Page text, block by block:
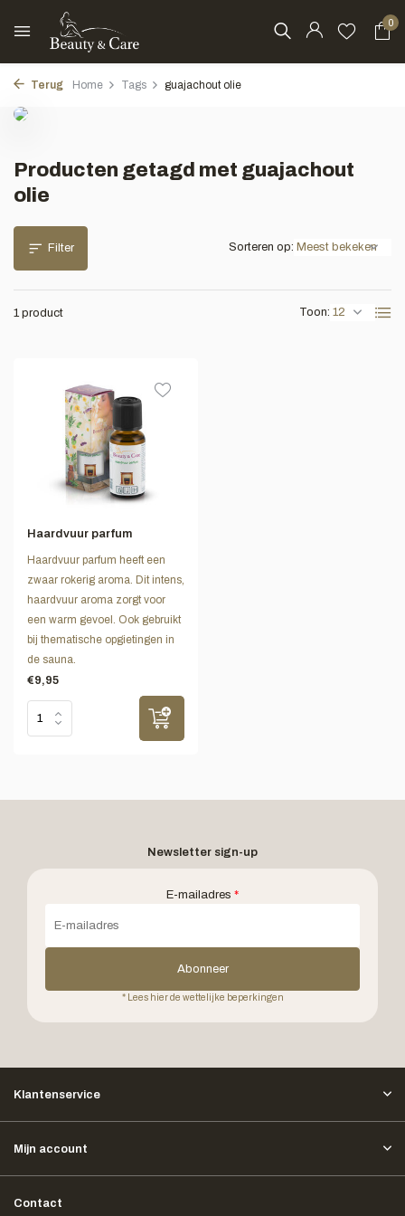
0
Terug Home Tags guajachout olie
Producten getagd met guajachout
olie
Filter
1 product Toon:
Sorteren op:
Haardvuur parfum
Haardvuur parfum heeft een
zwaar rokerig aroma. Dit intens,
haardvuur aroma zorgt voor
een warm gevoel. Ook gebruikt
bij thematische opgietingen in
de sauna.
€9,95
Newsletter sign-up
E-mailadres *
Abonneer
* Lees hier de wettelijke beperkingen
Klantenservice
Mijn account
Contact